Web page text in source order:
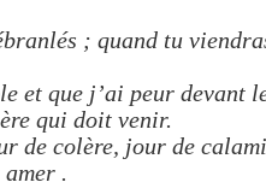
; quand tu
et que j’ai peur devant
qui doit venir.
de colère, jour de
.